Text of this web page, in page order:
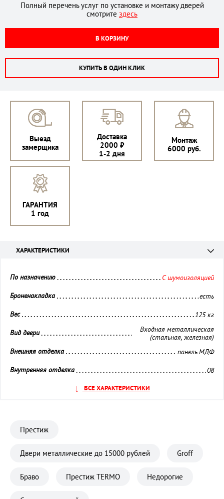
Полный перечень услуг по установке и монтажу дверей
смотрите здесь
В КОРЗИНУ
КУПИТЬ В ОДИН КЛИК
Выезд
замерщика
Доставка
2000 ₽
1-2 дня
Монтаж
6000 руб.
ГАРАНТИЯ
1 год
ХАРАКТЕРИСТИКИ
По назначению С шумоизоляцией
Броненакладка есть
Вес 125 кг
Вид двери
Входная металлическая
(стальная, железная)
Внешняя отделка
панель МДФ
Внутренняя отделка 08
Замок основной
Ночная задвижка установлена
ВСЕ ХАРАКТЕРИСТИКИ
Престиж
Двери металлические до 15000 рублей Groff
Браво Престиж TERMO Недорогие